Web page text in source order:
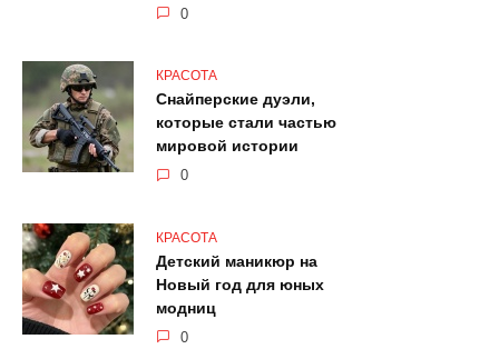
0
КРАСОТА
Снайперские дуэли,
которые стали частью
мировой истории
0
КРАСОТА
Детский маникюр на
Новый год для юных
модниц
0